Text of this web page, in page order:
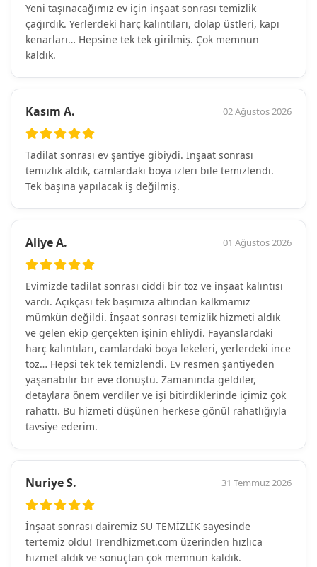
Yeni taşınacağımız ev için inşaat sonrası temizlik
çağırdık. Yerlerdeki harç kalıntıları, dolap üstleri, kapı
kenarları… Hepsine tek tek girilmiş. Çok memnun
kaldık.
Kasım A. 02 Ağustos 2026
Tadilat sonrası ev şantiye gibiydi. İnşaat sonrası
temizlik aldık, camlardaki boya izleri bile temizlendi.
Tek başına yapılacak iş değilmiş.
Aliye A. 01 Ağustos 2026
Evimizde tadilat sonrası ciddi bir toz ve inşaat kalıntısı
vardı. Açıkçası tek başımıza altından kalkmamız
mümkün değildi. İnşaat sonrası temizlik hizmeti aldık
ve gelen ekip gerçekten işinin ehliydi. Fayanslardaki
harç kalıntıları, camlardaki boya lekeleri, yerlerdeki ince
toz… Hepsi tek tek temizlendi. Ev resmen şantiyeden
yaşanabilir bir eve dönüştü. Zamanında geldiler,
detaylara önem verdiler ve işi bitirdiklerinde içimiz çok
rahattı. Bu hizmeti düşünen herkese gönül rahatlığıyla
tavsiye ederim.
Nuriye S. 31 Temmuz 2026
İnşaat sonrası dairemiz SU TEMİZLİK sayesinde
tertemiz oldu! Trendhizmet.com üzerinden hızlıca
hizmet aldık ve sonuçtan çok memnun kaldık.